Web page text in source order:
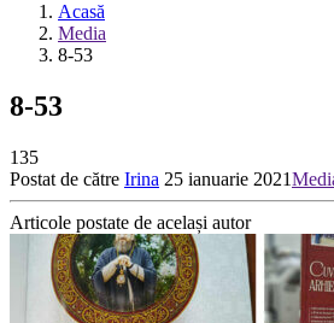
Acasă
Media
8-53
8-53
135
Postat de către Irina 25 ianuarie 2021
Articole postate de același autor